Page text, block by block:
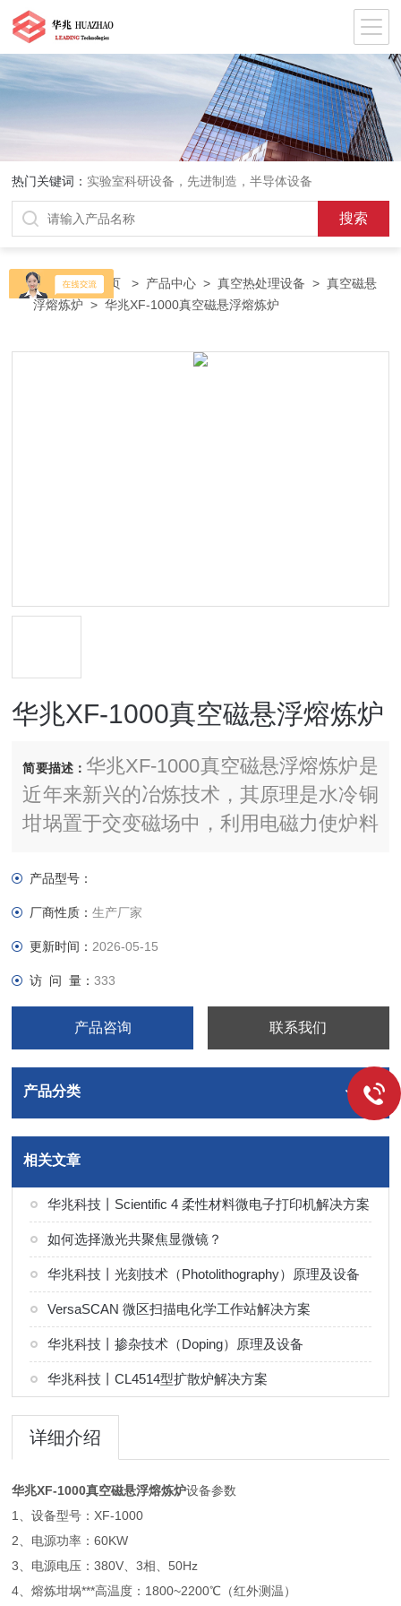
热门关键词： 实验室科研设备，先进制造，半导体设备
当前位置：首页 > 产品中心 >真空热处理设备 >真空磁悬
浮熔炼炉 > 华兆XF-1000真空磁悬浮熔炼炉
华兆XF-1000真空磁悬浮熔炼炉
简要描述：华兆XF-1000真空磁悬浮熔炼炉是
近年来新兴的冶炼技术，其原理是水冷铜
坩埚置于交变磁场中，利用电磁力使炉料
料不受坩埚材料的污染。有效地用于化学
特性活泼金属、高熔点金属、放射性材料
及其合金等到熔炼。
产品型号：
厂商性质：生产厂家
更新时间： 2026-05-15
访 问 量：333
产品咨询 联系我们
产品分类
相关文章
华兆科技丨Scientific 4 柔性材料微电子打印机解决方案
如何选择激光共聚焦显微镜？
华兆科技丨光刻技术（Photolithography）原理及设备
VersaSCAN 微区扫描电化学工作站解决方案
华兆科技丨掺杂技术（Doping）原理及设备
华兆科技丨CL4514型扩散炉解决方案
详细介绍
华兆XF-1000真空磁悬浮熔炼炉设备参数
1、设备型号：XF-1000
2、电源功率：60KW
3、电源电压：380V、3相、50Hz
4、熔炼坩埚***高温度：1800~2200℃（红外测温）